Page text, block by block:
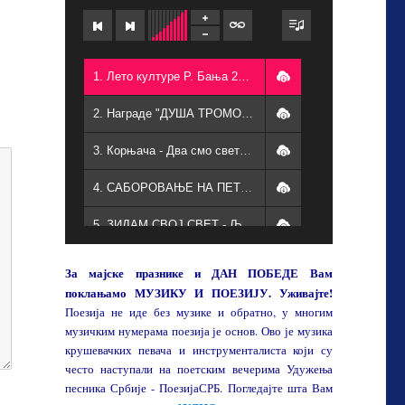
1. Лето културе Р. Бања 2025. - Разни
2. Награде "ДУША ТРОМОРАВЉА 2025" - Ђука, Кети, Бора, Љуба, Живорад, Љубиша, Којица
3. Корњача - Два смо света различита - Љубодраг Обрадовић, Љубиша Боровац, Мирослав Маринковић Којица
4. САБОРОВАЊЕ НА ПЕТРОВДАН - Разни песници, певачи и свирачи
5. ЗИДАМ СВОЈ СВЕТ - Љубодраг Обрадовић
7. СВИ СУ МЕ РОДИЛИ - Милосав Ђукић Ђука и Магдалена Ђукић на виолини
8. Мини концерт за Ђуку - Магдалена и Иван Ђукић и Дејан Стојановић
9. НЕМАМ - Љубодраг Обрадовић
За мајске празнике и ДАН ПОБЕДЕ Вам
поклањамо МУЗИКУ И ПОЕЗИЈУ. Уживајте!
Поезија не иде без музике и обратно, у многим
музичким нумерама поезија је основ. Ово је музика
крушевачких певача и инструменталиста који су
често наступали на поетским вечерима Удужења
песника Србије - ПоезијаСРБ. Погледајте шта Вам